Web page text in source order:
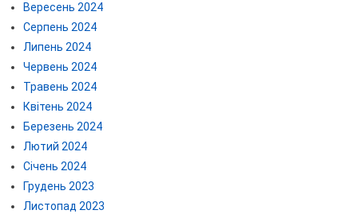
Вересень 2024
Серпень 2024
Липень 2024
Червень 2024
Травень 2024
Квітень 2024
Березень 2024
Лютий 2024
Січень 2024
Грудень 2023
Листопад 2023